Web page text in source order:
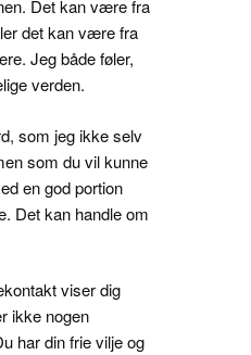
Det kan være fra
det kan være fra
Jeg både føler,
verden.
som jeg ikke selv
som du vil kunne
en god portion
Det kan handle om
viser dig
ikke nogen
har din frie vilje og